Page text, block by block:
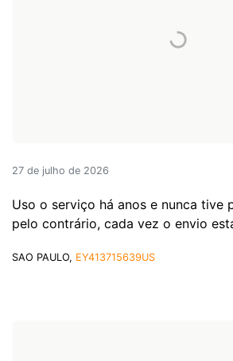
27 de julho de 2026
Uso o serviço há anos e nunca tive
pelo contrário, cada vez o envio
SAO PAULO, EY413715639US